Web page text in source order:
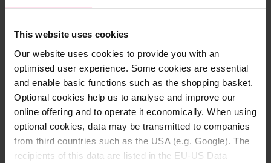
This website uses cookies
Our website uses cookies to provide you with an
optimised user experience. Some cookies are essential
and enable basic functions such as the shopping basket.
Optional cookies help us to analyse and improve our
online offering and to operate it economically. When using
optional cookies, data may be transmitted to companies
from third countries such as the USA (e.g. Google). The
recipients of this data are listed in the EU-US Data
especialmente fácil y rápido cambiar los Slabs. Ya sea
café espresso Stone puede adaptarse a su entorno
en un instante.
En combinación con el mejoragua mineralizada con
magnesio BWT, nada se interpone en el camino para
disfrutar del café perfecto en casa.
Contenido del paquete: